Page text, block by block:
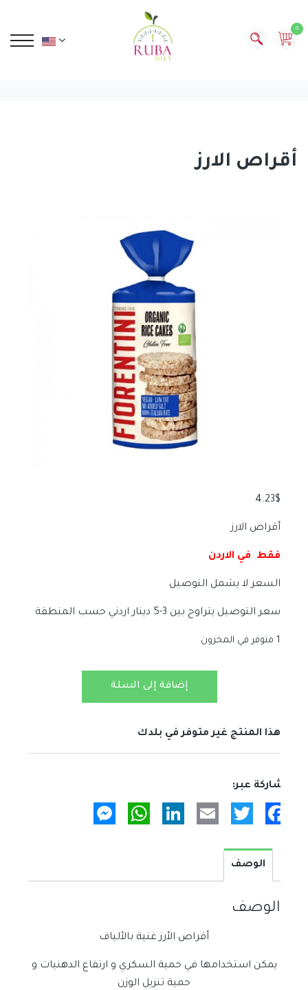
0
أقراص الارز
4.23$
أقراص الارز
فقط في الاردن
السعر لا يشمل التوصيل
سعر التوصيل يتراوح بين 3-5 دينار اردني حسب المنطقة
1 متوفر في المخزون
إضافة إلى السلة
هذا المنتج غير متوفر في بلدك
Facebook
Twitter
LinkedIn
WhatsApp
الوصف
الوصف
أقراص الأرز غنية بالألياف
يمكن استخدامها في حمية السكري و ارتفاع الدهنيات و
حمية تنزيل الوزن